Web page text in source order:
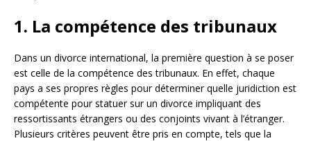
1. La compétence des tribunaux
Dans un divorce international, la première question à se poser
est celle de la compétence des tribunaux. En effet, chaque
pays a ses propres règles pour déterminer quelle juridiction est
compétente pour statuer sur un divorce impliquant des
ressortissants étrangers ou des conjoints vivant à l’étranger.
Plusieurs critères peuvent être pris en compte, tels que la